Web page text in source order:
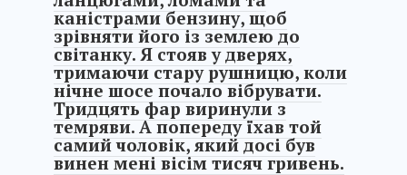
каністрами бензину, щоб
зрівняти його із землею до
світанку. Я стояв у дверях,
тримаючи стару рушницю, коли
нічне шосе почало вібрувати.
Тридцять фар виринули з
темряви. А попереду їхав той
самий чоловік, який досі був
винен мені вісім тисяч гривень.